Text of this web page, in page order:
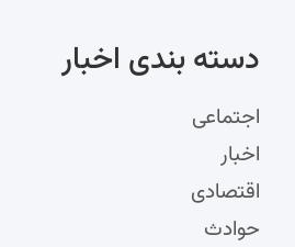
دسته‌ بندی اخبار
اجتماعی
اخبار
اقتصادی
حوادث